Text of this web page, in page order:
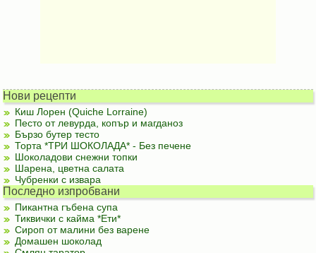
Нови рецепти
Киш Лорен (Quiche Lorraine)
Песто от левурда, копър и магданоз
Бързо бутер тесто
Торта *ТРИ ШОКОЛАДА* - Без печене
Шоколадови снежни топки
Шарена, цветна салата
Чубренки с извара
Последно изпробвани
Пикантна гъбена супа
Тиквички с кайма *Ети*
Сироп от малини без варене
Домашен шоколад